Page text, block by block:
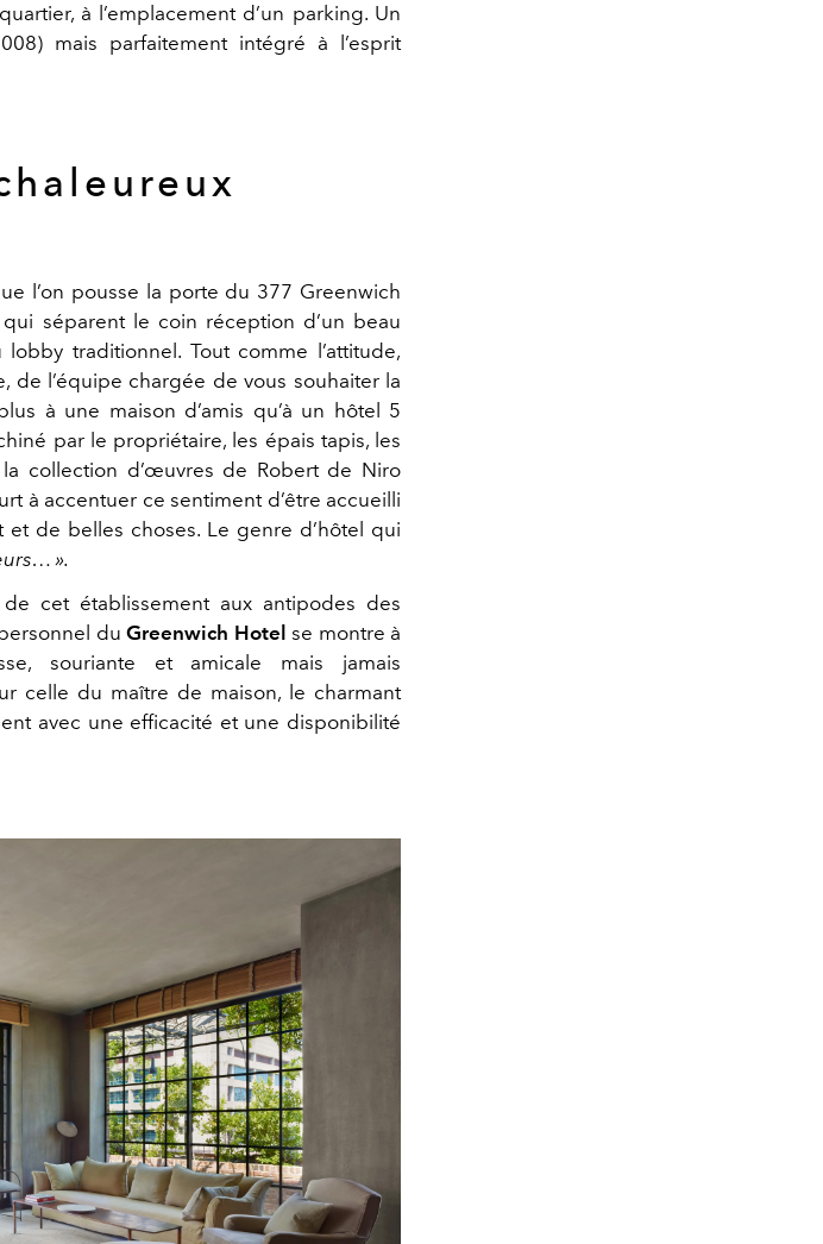
à l’emplacement d’un parking. Un
mais parfaitement intégré à l’esprit
l’on pousse la porte du 377 Greenwich
séparent le coin réception d’un beau
traditionnel. Tout comme l’attitude,
de l’équipe chargée de vous souhaiter la
à une maison d’amis qu’à un hôtel 5
par le propriétaire, les épais tapis, les
collection d’œuvres de Robert de Niro
à accentuer ce sentiment d’être accueilli
et de belles choses. Le genre d’hôtel qui
».
cet établissement aux antipodes des
duGreenwich Hotel se montre à
souriante et amicale mais jamais
celle du maître de maison, le charmant
avec une efficacité et une disponibilité